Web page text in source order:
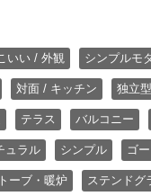
いい / 外観 シンプルモ
対面 / キッチン 独立
テラス バルコニー
ュラル シンプル ゴ
ーブ・暖炉 ステンドグ